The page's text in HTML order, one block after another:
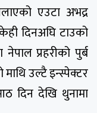
एउटा अभद्र
दिनअघि टाउको
प्रहरीको पुर्ब
माथि उल्टै इन्स्पेक्टर
दिन देखि थुनामा